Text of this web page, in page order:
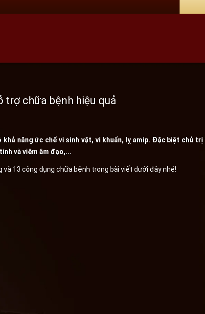
trợ chữa bệnh hiệu quả
năng ức chế vi sinh vật, vi khuẩn, lỵ amip. Đặc biệt chủ
và viêm âm đạo,...
và 13 công dụng chữa bệnh trong bài viết dưới đây nhé!